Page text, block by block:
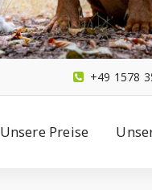
+49 1578
Unsere Preise